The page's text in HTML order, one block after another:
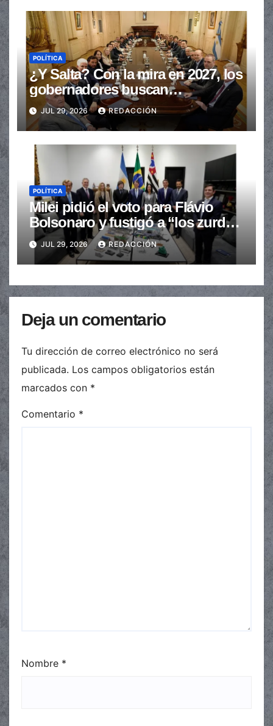
POLÍTICA
¿Y Salta? Con la mira en 2027, los
gobernadores buscan
provincializar la elección
JUL 29, 2026 REDACCIÓN
POLÍTICA
Milei pidió el voto para Flávio
Bolsonaro y fustigó a “los zurdos
de mierda”
JUL 29, 2026 REDACCIÓN
Deja un comentario
Tu dirección de correo electrónico no será
publicada. Los campos obligatorios están
marcados con *
Comentario *
Nombre *